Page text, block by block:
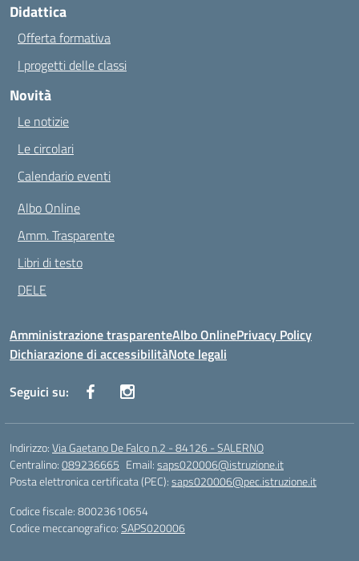
Didattica
Offerta formativa
I progetti delle classi
Novità
Le notizie
Le circolari
Calendario eventi
Albo Online
Amm. Trasparente
Libri di testo
DELE
Amministrazione trasparenteAlbo OnlinePrivacy Policy
Dichiarazione di accessibilitàNote legali
Seguici su:
Indirizzo:Via Gaetano De Falco n.2 - 84126 - SALERNO
Centralino:089236665 Email:saps020006@istruzione.it
Posta elettronica certificata (PEC):saps020006@pec.istruzione.it
Codice fiscale: 80023610654
Codice meccanografico:SAPS020006